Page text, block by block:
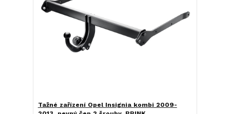
Tažné zařízení Opel Insignia kombi 2009-